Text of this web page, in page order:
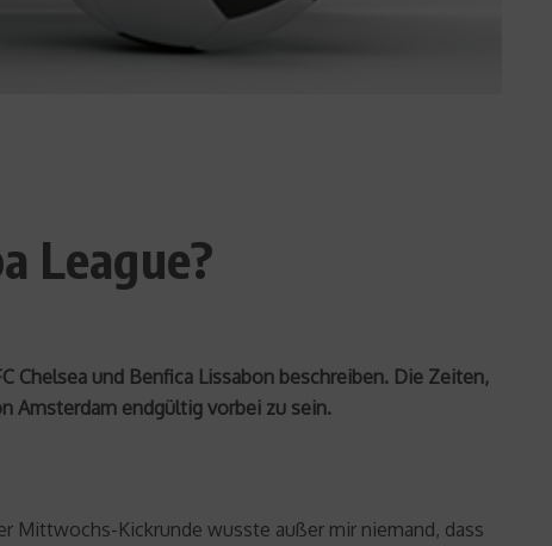
League?
Chelsea und Benfica Lissabon beschreiben. Die Zeiten,
Amsterdam endgültig vorbei zu sein.
Mittwochs-Kickrunde wusste außer mir niemand, dass